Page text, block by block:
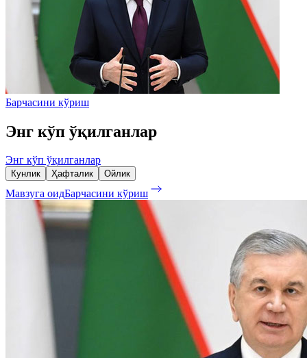
Барчасини кўриш
Энг кўп ўқилганлар
Энг кўп ўқилганлар
Кунлик Ҳафталик Ойлик
Мавзуга оидБарчасини кўриш